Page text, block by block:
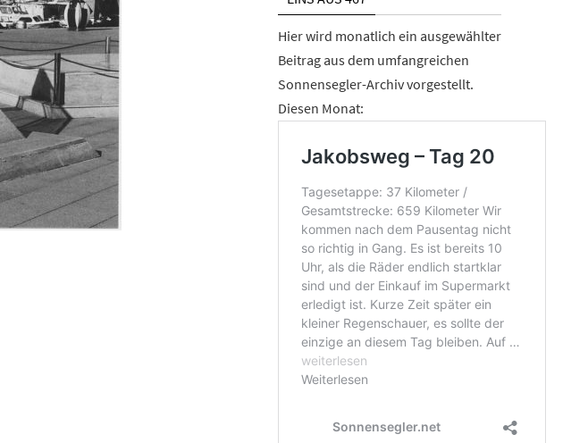
Hier wird monatlich ein ausgewählter
Beitrag aus dem umfangreichen
Sonnensegler-Archiv vorgestellt.
Diesen Monat: